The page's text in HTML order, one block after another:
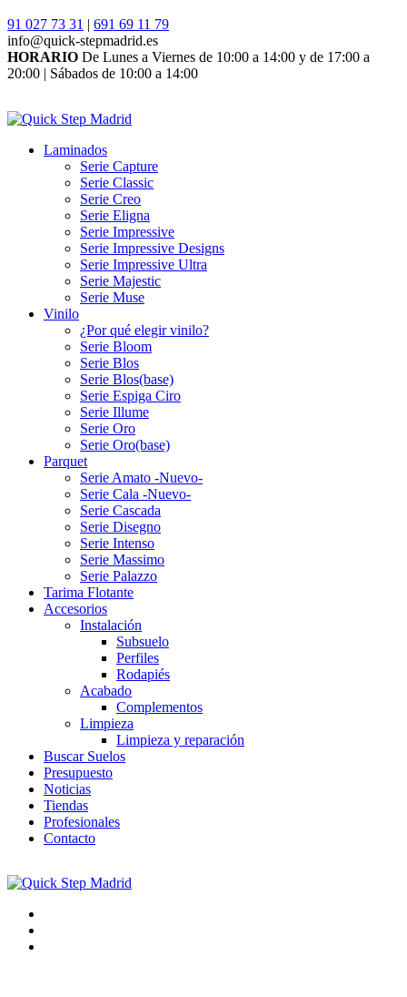
91 027 73 31 | 691 69 11 79
info@quick-stepmadrid.es
HORARIO De Lunes a Viernes de 10:00 a 14:00 y de 17:00 a
20:00 | Sábados de 10:00 a 14:00
Laminados
Serie Capture
Serie Classic
Serie Creo
Serie Eligna
Serie Impressive
Serie Impressive Designs
Serie Impressive Ultra
Serie Majestic
Serie Muse
Vinilo
¿Por qué elegir vinilo?
Serie Bloom
Serie Blos
Serie Blos(base)
Serie Espiga Ciro
Serie Illume
Serie Oro
Serie Oro(base)
Parquet
Serie Amato -Nuevo-
Serie Cala -Nuevo-
Serie Cascada
Serie Disegno
Serie Intenso
Serie Massimo
Serie Palazzo
Tarima Flotante
Accesorios
Instalación
Subsuelo
Perfiles
Rodapiés
Acabado
Complementos
Limpieza
Limpieza y reparación
Buscar Suelos
Presupuesto
Noticias
Tiendas
Profesionales
Contacto